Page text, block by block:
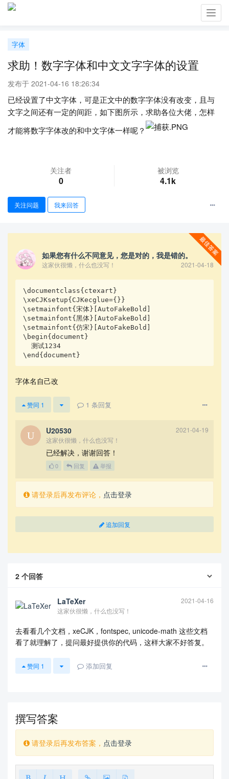
字体
求助！数字字体和中文文字字体的设置
发布于 2021-04-16 18:26:34
已经设置了中文字体，可是正文中的数字字体没有改变，且与
文字之间还有一定的间距，如下图所示，求助各位大佬，怎样
才能将数字字体改的和中文字体一样呢？
查看更多
关注者
0
被浏览
4.1k
关注问题 我来回答
如果您有什么不同意见，您是对的，我是错的。
2021-04-18
这家伙很懒，什么也没写！
\documentclass{ctexart}
\xeCJKsetup{CJKecglue={}}
\setmainfont{宋体}[AutoFakeBold]
\setmainfont{黑体}[AutoFakeBold]
\setmainfont{仿宋}[AutoFakeBold]
\begin{document}
  测试1234
\end{document}
字体名自己改
赞同 1 1 条回复
U20530
2021-04-19
这家伙很懒，什么也没写！
已经解决，谢谢回答！
0 回复 举报
请登录后再发布评论， 点击登录
追加回复
2 个回答
LaTeXer
2021-04-16
这家伙很懒，什么也没写！
去看看几个文档，xeCJK，fontspec, unicode-math 这些文档
看了就理解了，提问最好提供你的代码，这样大家不好答复。
赞同 1 添加回复
撰写答案
请登录后再发布答案， 点击登录